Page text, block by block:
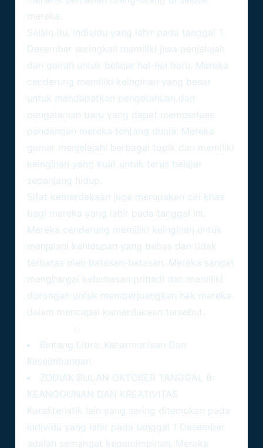
mereka.
Selain itu, individu yang lahir pada tanggal 1
Desember seringkali memiliki jiwa penjelajah
dan gairah untuk belajar hal-hal baru. Mereka
cenderung memiliki keinginan yang besar
untuk mendapatkan pengetahuan dan
pengalaman baru yang dapat memperluas
pandangan mereka tentang dunia. Mereka
gemar menjelajahi berbagai topik dan memiliki
keinginan yang kuat untuk terus belajar
sepanjang hidup.
Sifat kemerdekaan juga merupakan ciri khas
bagi mereka yang lahir pada tanggal ini.
Mereka cenderung memiliki keinginan untuk
menjalani kehidupan yang bebas dan tidak
terbatas oleh batasan-batasan. Mereka sangat
menghargai kebebasan pribadi dan memiliki
dorongan untuk memperjuangkan hak mereka
dalam mencapai kemerdekaan tersebut.
:
Bintang Libra: Keharmonisan Dan
Keseimbangan
ZODIAK BULAN OKTOBER TANGGAL 8:
KEANGGUNAN DAN KREATIVITAS
Karakteristik lain yang sering ditemukan pada
individu yang lahir pada tanggal 1 Desember
adalah semangat kepemimpinan. Mereka